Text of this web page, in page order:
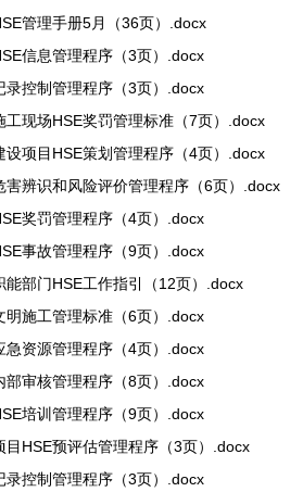
管理手册5月（36页）.docx
信息管理程序（3页）.docx
录控制管理程序（3页）.docx
工现场HSE奖罚管理标准（7页）.docx
设项目HSE策划管理程序（4页）.docx
害辨识和风险评价管理程序（6页）.docx
奖罚管理程序（4页）.docx
事故管理程序（9页）.docx
能部门HSE工作指引（12页）.docx
明施工管理标准（6页）.docx
急资源管理程序（4页）.docx
部审核管理程序（8页）.docx
培训管理程序（9页）.docx
目HSE预评估管理程序（3页）.docx
录控制管理程序（3页）.docx